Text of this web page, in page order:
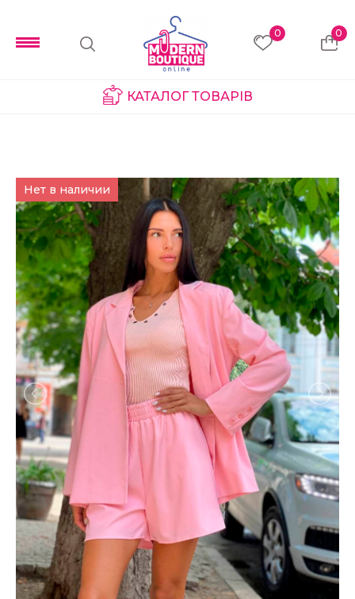
0 0
КАТАЛОГ ТОВАРІВ
Нет в наличии